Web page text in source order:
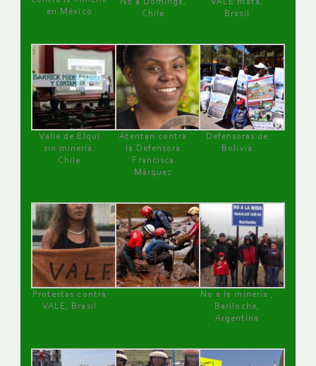
en México
Chile
Brasil
Valle de Elqui
sin minería.
Chile
Atentan contra
la Defensora
Francisca
Márquez
Defensoras de
Bolivia
Protestas contra
VALE, Brasil
No a la minería ,
Bariloche,
Argentina